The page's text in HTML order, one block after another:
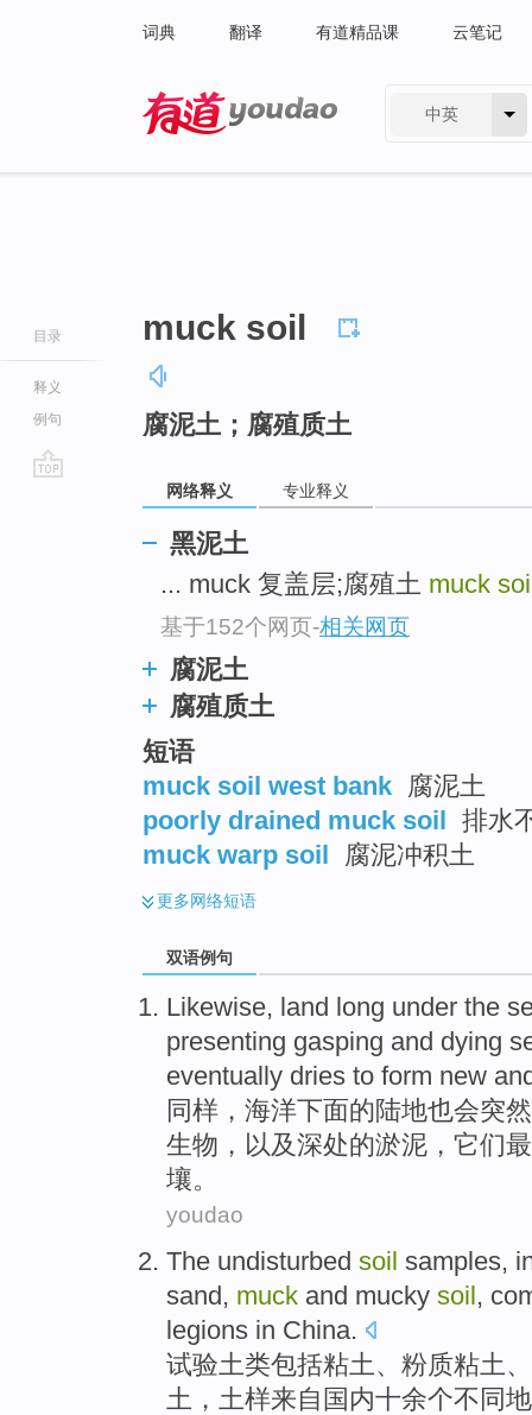
词典 翻译 有道精品课 云笔记
中英
目录
释义
例句
muck soil
腐泥土；腐殖质土
网络释义 专业释义
黑泥土
... muck 复盖层;腐殖土 muck
基于152个网页-相关网页
腐泥土
腐殖质土
短语
muck soil west bank 腐泥土
poorly drained muck soil
排水
muck warp soil
腐泥冲积土
更多网络短语
双语例句
Likewise, land long under the
presenting gasping and dying
eventually dries to form new
同样 ， 海洋下面的陆地也会突然
生物 ， 以及深处的淤泥 ，它们
壤。
youdao
The undisturbed soil samples,
sand, muck and mucky soil,
legions in China.
试验土类包括粘土 、 粉质粘土、
土 ，土样来自 国内十余个不同